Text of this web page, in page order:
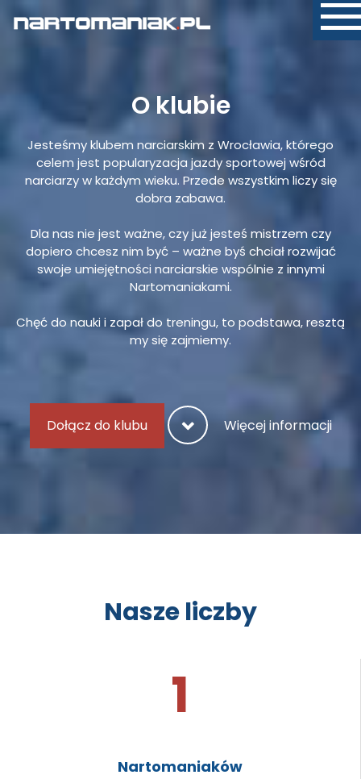
O klubie
Jesteśmy klubem narciarskim z Wrocławia, którego
celem jest popularyzacja jazdy sportowej wśród
narciarzy w każdym wieku. Przede wszystkim liczy się
dobra zabawa.
Dla nas nie jest ważne, czy już jesteś mistrzem czy
dopiero chcesz nim być – ważne byś chciał rozwijać
swoje umiejętności narciarskie wspólnie z innymi
Nartomaniakami.
Chęć do nauki i zapał do treningu, to podstawa, resztą
my się zajmiemy.
Dołącz do klubu Więcej informacji
Nasze liczby
1
Nartomaniaków